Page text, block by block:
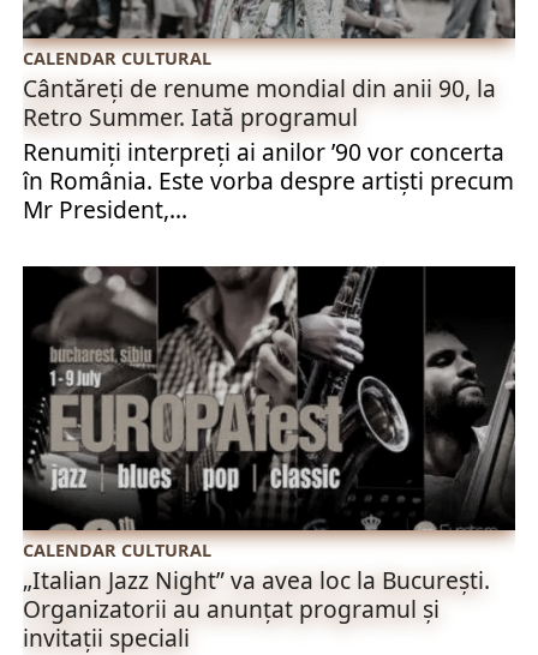
CALENDAR CULTURAL
Cântăreți de renume mondial din anii 90, la
Retro Summer. Iată programul
Renumiți interpreți ai anilor ’90 vor concerta
în România. Este vorba despre artiști precum
Mr President,...
CALENDAR CULTURAL
„Italian Jazz Night” va avea loc la București.
Organizatorii au anunțat programul și
invitații speciali